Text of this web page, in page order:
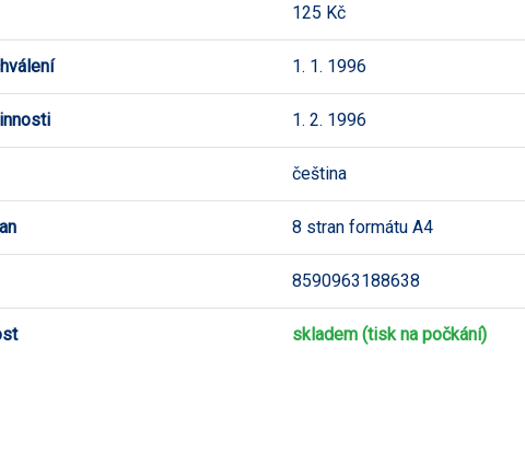
125 Kč
1. 1. 1996
1. 2. 1996
čeština
8 stran formátu A4
8590963188638
skladem (tisk na počkání)